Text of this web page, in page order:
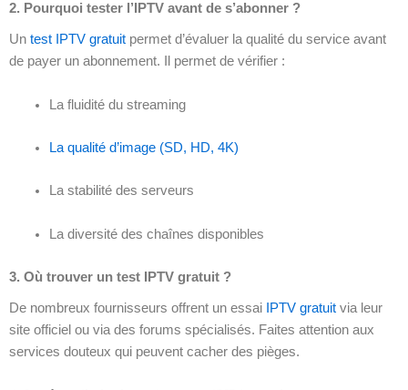
2. Pourquoi tester l’IPTV avant de s’abonner ?
Un test IPTV gratuit permet d’évaluer la qualité du service avant
de payer un abonnement. Il permet de vérifier :
La fluidité du streaming
La qualité d’image (SD, HD, 4K)
La stabilité des serveurs
La diversité des chaînes disponibles
3. Où trouver un test IPTV gratuit ?
De nombreux fournisseurs offrent un essai IPTV gratuit via leur
site officiel ou via des forums spécialisés. Faites attention aux
services douteux qui peuvent cacher des pièges.